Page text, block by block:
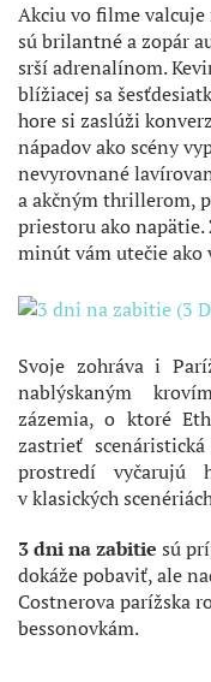
Akciu vo filme
sú brilantné a zopár
srší adrenalínom.
blížiacej sa
hore si zaslúži
nápadov ako scény
nevyrovnané
a akčným thrillerom,
priestoru ako napätie.
minút vám utečie ako
Svoje zohráva i
nablýskaným
zázemia, o ktoré
zastrieť
prostredí vyčarujú
v klasických
3 dni na zabitie sú
dokáže pobaviť, ale
Costnerova parížska
bessonovkám.